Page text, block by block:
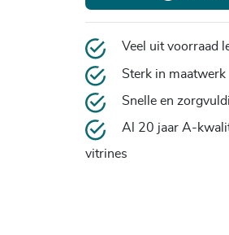
Veel uit voorraad
Sterk in maatwerk
Snelle en
Al 20 jaar A-
vitrines